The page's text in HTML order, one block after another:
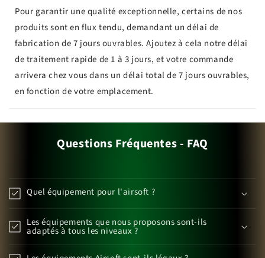
Pour garantir une qualité exceptionnelle, certains de nos
produits sont en flux tendu, demandant un délai de
fabrication de 7 jours ouvrables. Ajoutez à cela notre délai
de traitement rapide de 1 à 3 jours, et votre commande
arrivera chez vous dans un délai total de 7 jours ouvrables,
en fonction de votre emplacement.
Questions Fréquentes - FAQ
Quel équipement pour l'airsoft ?
Les équipements que nous proposons sont-ils
adaptés à tous les niveaux ?